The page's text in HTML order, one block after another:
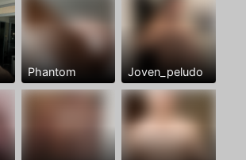
Phantom Joven_peludo